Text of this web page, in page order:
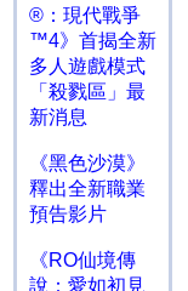
®：現代戰爭
™4》首揭全新
多人遊戲模式
「殺戮區」最
新消息
《黑色沙漠》
釋出全新職業
預告影片
《RO仙境傳
說：愛如初見